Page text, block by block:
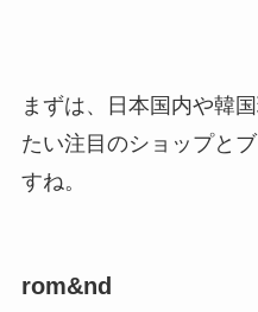
まずは、日本国内や韓
たい注目のショップと
すね。
rom&nd